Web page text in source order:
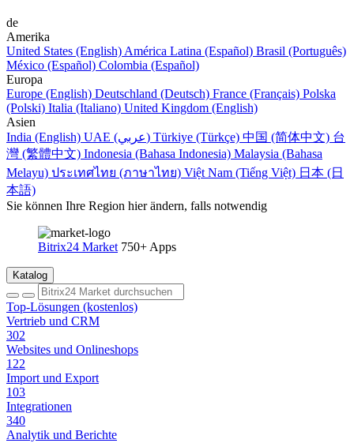
de
Amerika
United States (English) América Latina (Español) Brasil (Português)
México (Español) Colombia (Español)
Europa
Europe (English) Deutschland (Deutsch) France (Français) Polska
(Polski) Italia (Italiano) United Kingdom (English)
Asien
India (English)
UAE (عربي) Türkiye (Türkçe) 中国 (简体中文) 台
灣 (繁體中文) Indonesia (Bahasa Indonesia) Malaysia (Bahasa
Melayu) ประเทศไทย (ภาษาไทย) Việt Nam (Tiếng Việt) 日本 (日
本語)
Sie können Ihre Region hier ändern, falls notwendig
Bitrix24 Market 750+ Apps
Katalog
Top-Lösungen (kostenlos)
Vertrieb und CRM
302
Websites und Onlineshops
122
Import und Export
103
Integrationen
340
Analytik und Berichte